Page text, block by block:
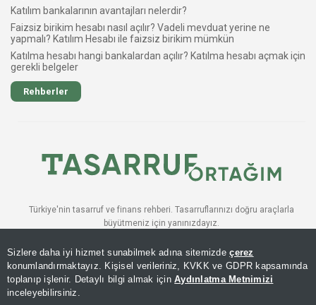
Sizlere daha iyi hizmet sunabilmek adına sitemizdeçerez
konumlandırmaktayız. Kişisel verileriniz, KVKK ve GDPR kapsamında
toplanıp işlenir. Detaylı bilgi almak içinAydınlatma Metnimizi
inceleyebilirsiniz.
Katılım bankalarının avantajları nelerdir?
Faizsiz birikim hesabı nasıl açılır? Vadeli mevduat yerine ne
yapmalı? Katılım Hesabı ile faizsiz birikim mümkün
Katılma hesabı hangi bankalardan açılır? Katılma hesabı açmak için
gerekli belgeler
Rehberler
Türkiye'nin tasarruf ve finans rehberi. Tasarruflarınızı doğru araçlarla
büyütmeniz için yanınızdayız.